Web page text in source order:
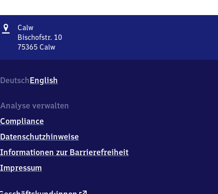
Adresse
Calw
Bischofstr. 10
75365 Calw
10,
7
3
5
Calw
DeutschEnglish
Analyse verwalten
Compliance
Datenschutzhinweise
Informationen zur Barrierefreiheit
Impressum